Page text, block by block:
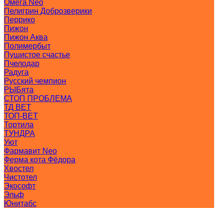
Омега Neo
Пелигрин Доброзверики
Перрико
Пижон
Пижон Аква
Полимербыт
Пушистое счастье
Пчелодар
Радуга
Русский чемпион
РЫБята
СТОП ПРОБЛЕМА
ТД ВЕТ
ТОП-ВЕТ
Тортила
ТУНДРА
Уют
Фармавит Neo
Ферма кота Фёдора
Хвостел
Чистотел
Экософт
Эльф
Юнитабс